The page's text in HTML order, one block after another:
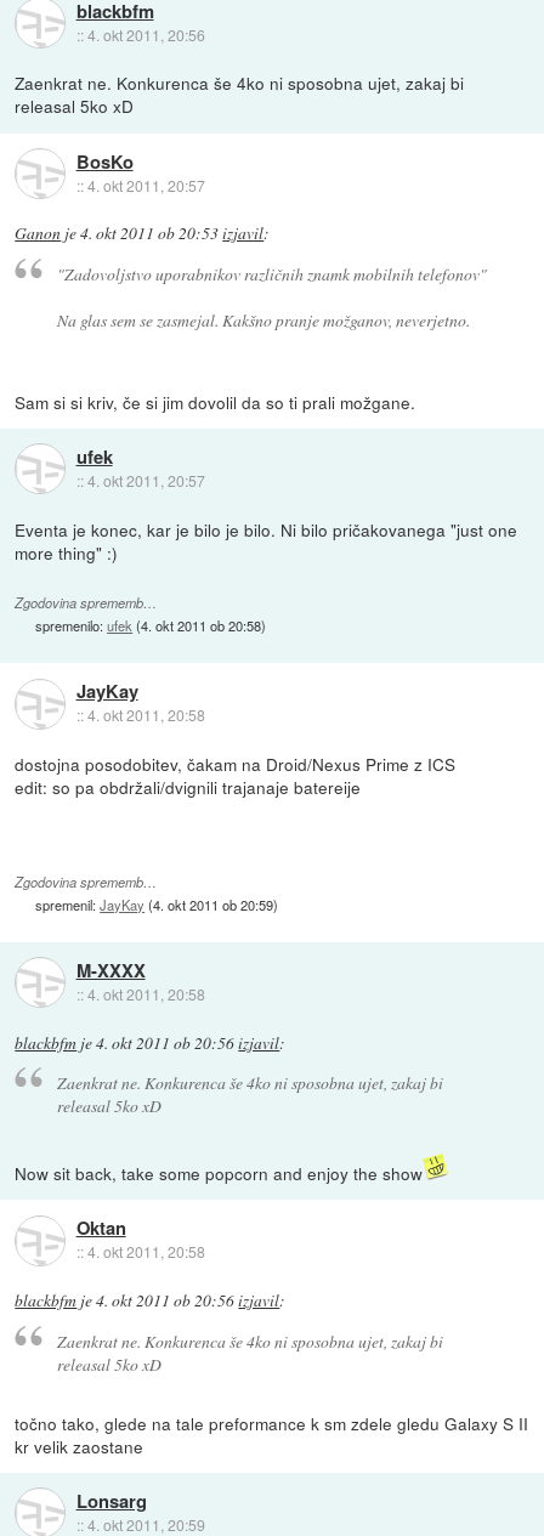
blackbfm
::4. okt 2011, 20:56
Zaenkrat ne. Konkurenca še 4ko ni sposobna ujet, zakaj bi
releasal 5ko xD
BosKo
::4. okt 2011, 20:57
Ganon je4. okt 2011 ob 20:53izjavil:
"Zadovoljstvo uporabnikov različnih znamk mobilnih telefonov"
Na glas sem se zasmejal. Kakšno pranje možganov, neverjetno.
Sam si si kriv, če si jim dovolil da so ti prali možgane.
ufek
::4. okt 2011, 20:57
Eventa je konec, kar je bilo je bilo. Ni bilo pričakovanega "just one
more thing" :)
Zgodovina sprememb…
spremenilo:ufek (4. okt 2011 ob 20:58)
JayKay
::4. okt 2011, 20:58
dostojna posodobitev, čakam na Droid/Nexus Prime z ICS
edit: so pa obdržali/dvignili trajanaje batereije
Zgodovina sprememb…
spremenil:JayKay (4. okt 2011 ob 20:59)
M-XXXX
::4. okt 2011, 20:58
blackbfm je4. okt 2011 ob 20:56izjavil:
Zaenkrat ne. Konkurenca še 4ko ni sposobna ujet, zakaj bi
releasal 5ko xD
Now sit back, take some popcorn and enjoy the show
Oktan
::4. okt 2011, 20:58
blackbfm je4. okt 2011 ob 20:56izjavil:
Zaenkrat ne. Konkurenca še 4ko ni sposobna ujet, zakaj bi
releasal 5ko xD
točno tako, glede na tale preformance k sm zdele gledu Galaxy S II
kr velik zaostane
Lonsarg
::4. okt 2011, 20:59